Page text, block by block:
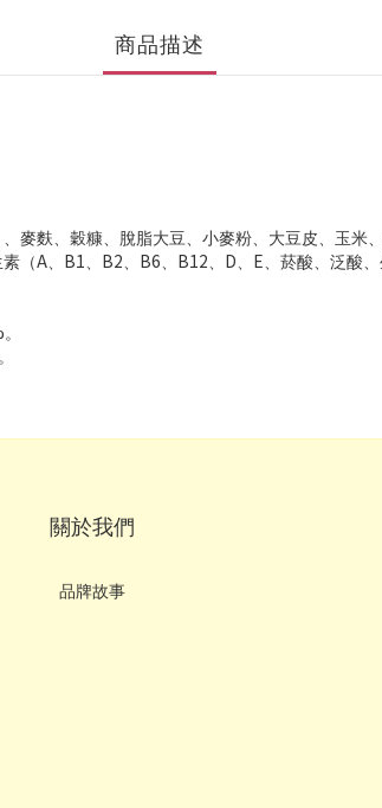
商品描述
麥麩、穀糠、脫脂大豆、小麥粉、大豆皮、玉
素（A、B1、B2、B6、B12、D、E、菸酸、泛酸
關於我們
品牌故事